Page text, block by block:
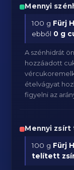
Mennyi
100 g Fürj
ebből 0 g
A szénhidrát
hozzáadott
ételvágyat
figyelni az
Mennyi zsírt
100 g Fürj
telített